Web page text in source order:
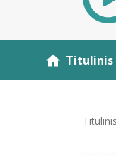
Titulinis
Titulinis